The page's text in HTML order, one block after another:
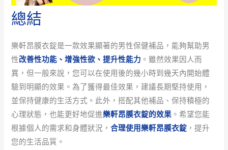
總結
樂軒昂膜衣錠是一款效果顯著的男性保健補品，能夠幫助男
性改善性功能、增強性欲、提升性能力 。雖然效果因人而
異，但一般來說，您可以在使用後的幾小時到幾天內開始體
驗到明顯的效果。為了獲得最佳效果，建議長期堅持使用，
並保持健康的生活方式。此外，搭配其他補品、保持積極的
心理狀態，也能更好地促進樂軒昂膜衣錠的效果 。希望您能
根據個人的需求和身體狀況，合理使用樂軒昂膜衣錠 ，提升
您的生活品質。